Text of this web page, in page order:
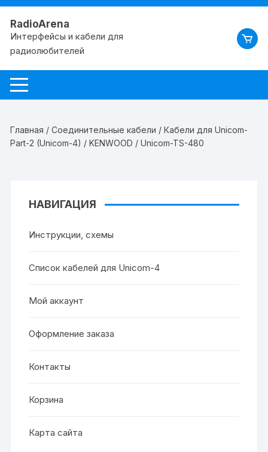
RadioArena
Интерфейсы и кабели для
радиолюбителей
Главная /Соединительные кабели /Кабели для Unicom-
Part-2 (Unicom-4) /KENWOOD / Unicom-TS-480
НАВИГАЦИЯ
Инструкции, схемы
Список кабелей для Unicom-4
Мой аккаунт
Оформление заказа
Контакты
Корзина
Карта сайта